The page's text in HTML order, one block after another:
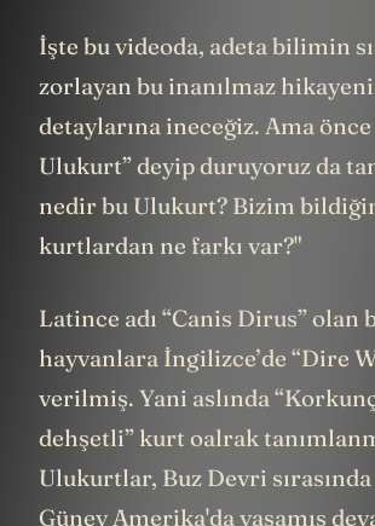
İşte bu videoda, adeta bilimin
zorlayan bu inanılmaz
detaylarına ineceğiz. Ama önce
Ulukurt” deyip duruyoruz da
nedir bu Ulukurt? Bizim
Latince adı “Canis Dirus” olan
hayvanlara İngilizce’de “Dire
verilmiş. Yani aslında
dehşetli” kurt oalrak
Ulukurtlar, Buz Devri sırasında